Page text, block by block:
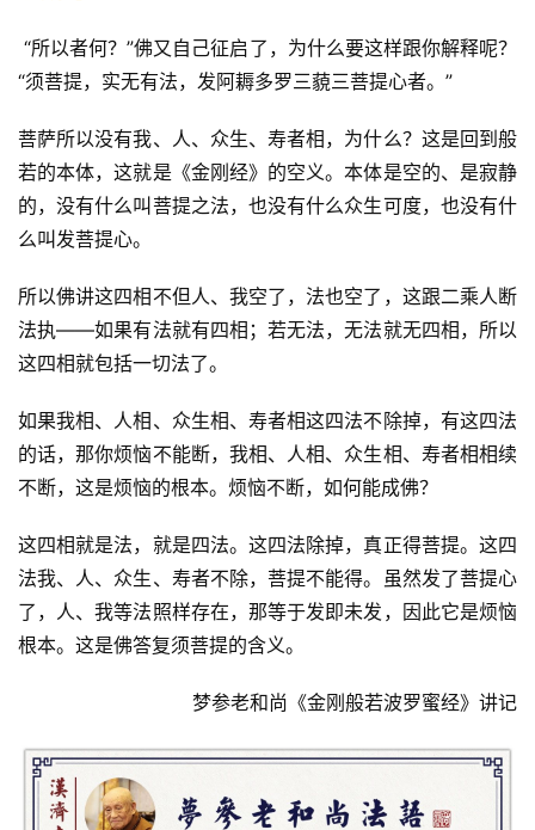
“所以者何？”佛又自己征启了，为什么要这样跟你解释呢？
“须菩提，实无有法，发阿耨多罗三藐三菩提心者。”
菩萨所以没有我、人、众生、寿者相，为什么？这是回到般
若的本体，这就是《金刚经》的空义。本体是空的、是寂静
的，没有什么叫菩提之法，也没有什么众生可度，也没有什
么叫发菩提心。
所以佛讲这四相不但人、我空了，法也空了，这跟二乘人断
法执——如果有法就有四相；若无法，无法就无四相，所以
这四相就包括一切法了。
如果我相、人相、众生相、寿者相这四法不除掉，有这四法
的话，那你烦恼不能断，我相、人相、众生相、寿者相相续
不断，这是烦恼的根本。烦恼不断，如何能成佛？
这四相就是法，就是四法。这四法除掉，真正得菩提。这四
法我、人、众生、寿者不除，菩提不能得。虽然发了菩提心
了，人、我等法照样存在，那等于发即未发，因此它是烦恼
根本。这是佛答复须菩提的含义。
梦参老和尚《金刚般若波罗蜜经》讲记